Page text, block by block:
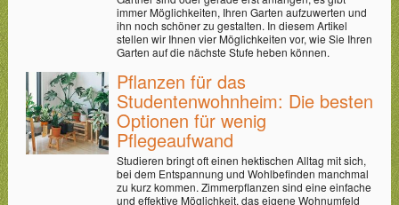
immer Möglichkeiten, Ihren Garten aufzuwerten und
ihn noch schöner zu gestalten. In diesem Artikel
stellen wir Ihnen vier Möglichkeiten vor, wie Sie Ihren
Garten auf die nächste Stufe heben können.
Pflanzen für das
Studentenwohnheim: Die besten
Optionen für wenig
Pflegeaufwand
Studieren bringt oft einen hektischen Alltag mit sich,
bei dem Entspannung und Wohlbefinden manchmal
zu kurz kommen. Zimmerpflanzen sind eine einfache
und effektive Möglichkeit, das eigene Wohnumfeld